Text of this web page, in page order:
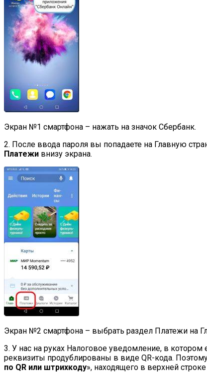
Экран №1 смартфона – нажать на значок Сбербанк.
2. После ввода пароля вы попадаете на Главную
Платежи внизу экрана.
Экран №2 смартфона – выбрать раздел Платежи на
3. У нас на руках Налоговое уведомление, в
реквизиты продублированы в виде QR-кода.
по QR или штрихкоду», находящего в верхней